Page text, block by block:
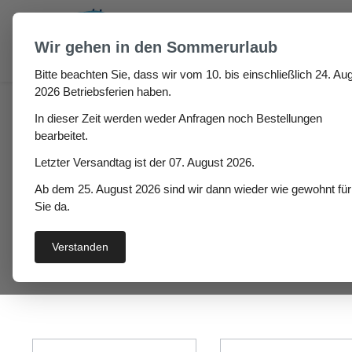
Hauptinhalt springen
Zur Suche springen
Fugen & Spalt Silikonprofile Ballondichtung
Ballondichtung aus
Wir gehen in den Sommerurlaub
Bitte beachten Sie, dass wir vom 10. bis einschließlich 24.
2026 Betriebsferien haben.
In dieser Zeit werden weder Anfragen noch Bestellungen
bearbeitet.
Letzter Versandtag ist der 07. August 2026.
Ab dem 25. August 2026 sind wir dann wieder wie gewohnt für
Sie da.
Verstanden